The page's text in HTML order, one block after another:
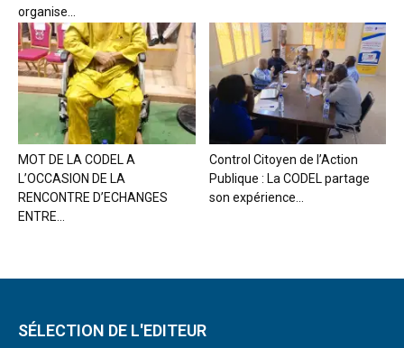
organise...
MOT DE LA CODEL A
L’OCCASION DE LA
RENCONTRE D’ECHANGES
ENTRE...
Control Citoyen de l’Action
Publique : La CODEL partage
son expérience...
SÉLECTION DE L'EDITEUR